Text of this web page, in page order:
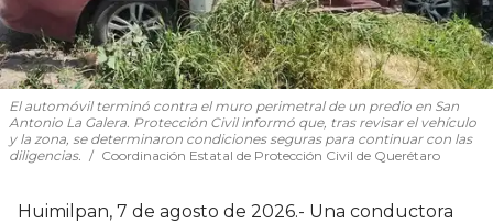
El automóvil terminó contra el muro perimetral de un predio en San
Antonio La Galera. Protección Civil informó que, tras revisar el vehículo
y la zona, se determinaron condiciones seguras para continuar con las
diligencias.
Coordinación Estatal de Protección Civil de Querétaro
Huimilpan, 7 de agosto de 2026.- Una conductora